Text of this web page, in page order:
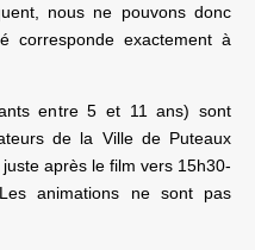
nous ne pouvons donc
corresponde exactement à
entre 5 et 11 ans) sont
de la Ville de Puteaux
après le film vers 15h30-
animations ne sont pas